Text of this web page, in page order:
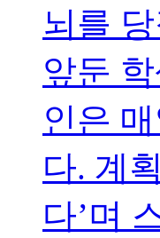
뇌를
앞둔
인은
다. 계
다’며